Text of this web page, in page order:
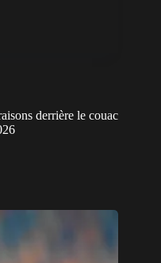
derrière le couac